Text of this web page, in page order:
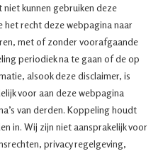
kunnen gebruiken deze
het recht deze webpagina naar
met of zonder voorafgaande
periodiek na te gaan of de op
alsook deze disclaimer, is
voor aan deze webpagina
van derden. Koppeling houdt
in. Wij zijn niet aansprakelijk voor
privacy regelgeving,